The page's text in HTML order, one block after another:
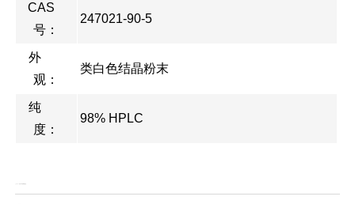
CAS
号：
247021-90-5
外
观：
类白色结晶粉末
纯
度：
98% HPLC